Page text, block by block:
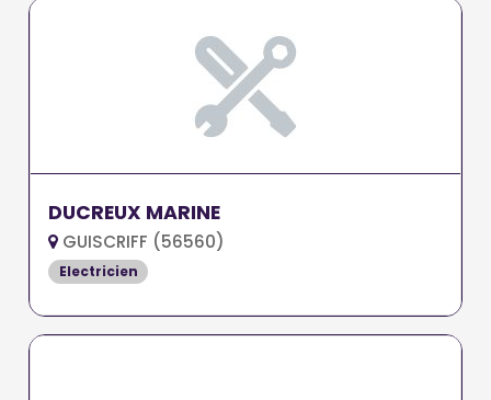
DUCREUX MARINE
GUISCRIFF (56560)
Electricien